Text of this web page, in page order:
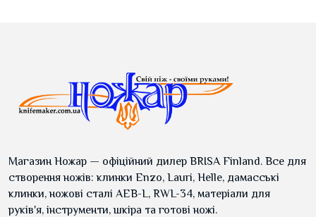
Магазин Ножар — офіційний дилер BRISA Finland. Все для
створення ножів: клинки Enzo, Lauri, Helle, дамасські
клинки, ножові сталі AEB-L, RWL-34, матеріали для
руків'я, інструменти, шкіра та готові ножі.